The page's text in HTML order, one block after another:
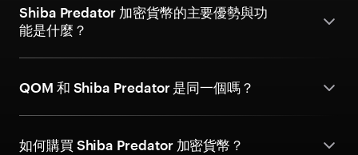
Shiba Predator 加密貨幣的主要優勢與功
能是什麼？
QOM 和 Shiba Predator 是同一個嗎？
如何購買 Shiba Predator 加密貨幣？